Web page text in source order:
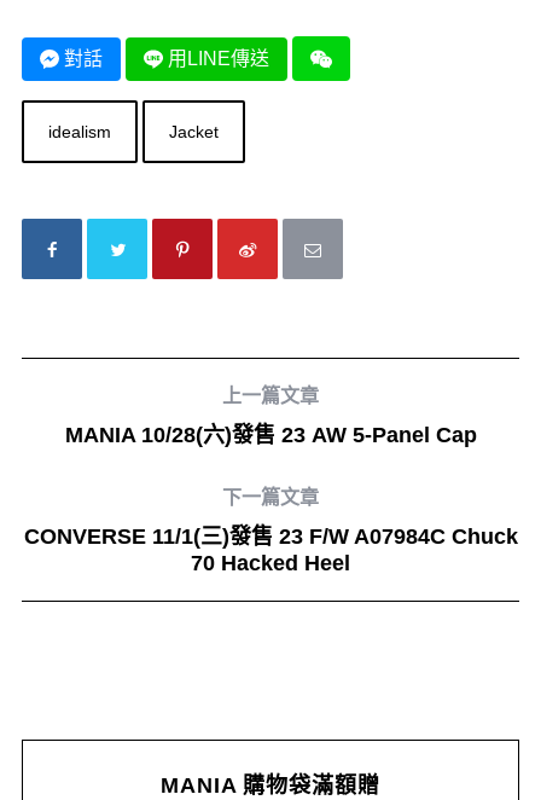
對話 用LINE傳送
idealism Jacket
上一篇文章
MANIA 10/28(六)發售 23 AW 5-Panel Cap
下一篇文章
CONVERSE 11/1(三)發售 23 F/W A07984C Chuck
70 Hacked Heel
MANIA 購物袋滿額贈